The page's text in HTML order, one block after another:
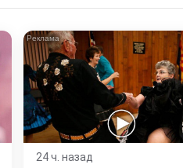
24 ч. назад